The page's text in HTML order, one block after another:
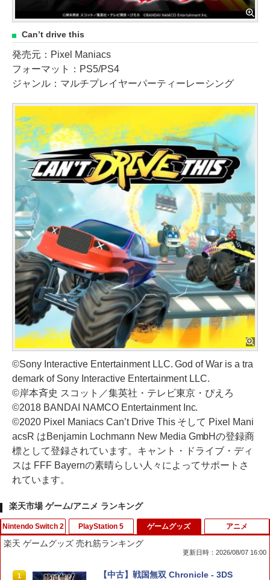
Can’t drive this
発売元：Pixel Maniacs
フォーマット：PS5/PS4
ジャンル：マルチプレイヤーパーティーレーシング
©Sony Interactive Entertainment LLC. God of War is a tra
demark of Sony Interactive Entertainment LLC.
©岸本斉史 スコット／集英社・テレビ東京・ぴえろ
©2018 BANDAI NAMCO Entertainment Inc.
©2020 Pixel Maniacs Can’t Drive This そして Pixel Mani
acsR はBenjamin Lochmann New Media GmbHの登録商
標として登録されています。キャント・ドライブ・ディ
スは FFF Bayernの素晴らしい人々によってサポートさ
れています。
楽天市場 ゲーム/アニメ ランキング
Nintendo Switch 2
1 Pokemon LEGENDS Z-A Nintendo Swi
PlayStation 5
1 FPS エイム アシストキャップ PS5 PS4
ゲームグッズ
楽天 ゲームグッズ 売れ筋ランキング
更新日時：2026/08/07 16:00
1 【中古】戦国無双 Chronicle - 3DS
アニメ